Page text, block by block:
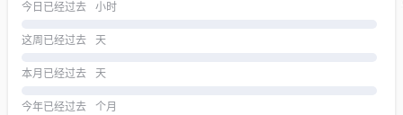
今日已经过去 小时
这周已经过去 天
本月已经过去 天
今年已经过去 个月